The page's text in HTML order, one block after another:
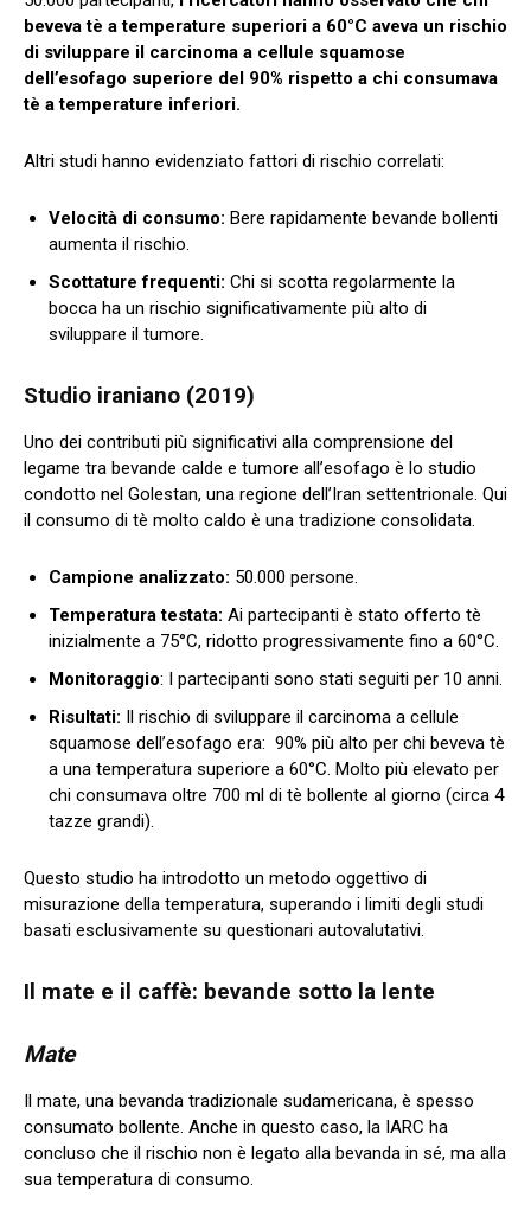
beveva tè a temperature superiori a 60°C aveva un rischio
di sviluppare il carcinoma a cellule squamose
dell’esofago superiore del 90% rispetto a chi consumava
tè a temperature inferiori.
Altri studi hanno evidenziato fattori di rischio correlati:
Velocità di consumo: Bere rapidamente bevande bollenti
aumenta il rischio.
Scottature frequenti: Chi si scotta regolarmente la
bocca ha un rischio significativamente più alto di
sviluppare il tumore.
Studio iraniano (2019)
Uno dei contributi più significativi alla comprensione del
legame tra bevande calde e tumore all’esofago è lo studio
condotto nel Golestan, una regione dell’Iran settentrionale. Qui
il consumo di tè molto caldo è una tradizione consolidata.
Campione analizzato: 50.000 persone.
Temperatura testata: Ai partecipanti è stato offerto tè
inizialmente a 75°C, ridotto progressivamente fino a 60°C.
Monitoraggio: I partecipanti sono stati seguiti per 10 anni.
Risultati: Il rischio di sviluppare il carcinoma a cellule
squamose dell’esofago era: 90% più alto per chi beveva tè
a una temperatura superiore a 60°C. Molto più elevato per
chi consumava oltre 700 ml di tè bollente al giorno (circa 4
tazze grandi).
Questo studio ha introdotto un metodo oggettivo di
misurazione della temperatura, superando i limiti degli studi
basati esclusivamente su questionari autovalutativi.
Il mate e il caffè: bevande sotto la lente
Mate
Il mate, una bevanda tradizionale sudamericana, è spesso
consumato bollente. Anche in questo caso, la IARC ha
concluso che il rischio non è legato alla bevanda in sé, ma alla
sua temperatura di consumo.